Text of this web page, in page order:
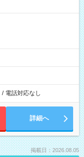
/ 電話対応なし
詳細へ
掲載日：2026.08.05